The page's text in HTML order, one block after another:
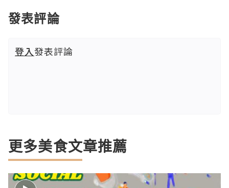
發表評論
登入發表評論
更多美食文章推薦